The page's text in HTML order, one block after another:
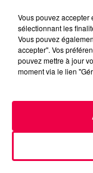
podcasts/2023/
ACCUEIL
Vous pouvez accepter
sélectionnant les
Vous pouvez
accepter". Vos
pouvez mettre à jour
moment via le lien